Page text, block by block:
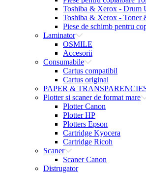
Toshiba & Xerox - Drum
Toshiba & Xerox - Toner
Piese de schimb pentru
Laminator
OSMILE
Accesorii
Consumabile
Cartus compatibil
Cartus original
PAPER &
Plotter si scaner de format mare
Plotter Canon
Plotter HP
Plotters Epson
Cartridge Kyocera
Cartridge Ricoh
Scaner
Scaner Canon
Distrugator